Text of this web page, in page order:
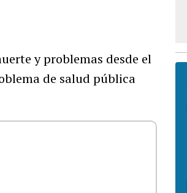
y problemas desde el
de salud pública